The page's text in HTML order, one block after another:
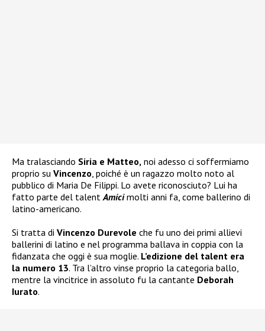
Ma tralasciando Siria e Matteo, noi adesso ci soffermiamo
proprio su Vincenzo, poiché è un ragazzo molto noto al
pubblico di Maria De Filippi. Lo avete riconosciuto? Lui ha
fatto parte del talentAmicimolti anni fa, come ballerino di
latino-americano.
Si tratta di Vincenzo Durevole che fu uno dei primi allievi
ballerini di latino e nel programma ballava in coppia con la
fidanzata che oggi è sua moglie. L’edizione del talent era
la numero 13. Tra l’altro vinse proprio la categoria ballo,
mentre la vincitrice in assoluto fu la cantante Deborah
Iurato.